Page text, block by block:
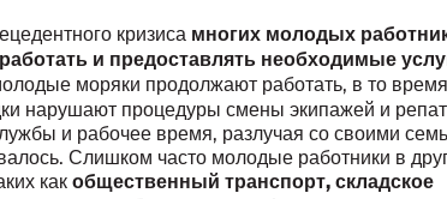
кризиса многих молодых
и предоставлять необходимые
моряки продолжают работать, в то
нарушают процедуры смены экипажей и
и рабочее время, разлучая со своими
Слишком часто молодые работники в
какобщественный транспорт, складское